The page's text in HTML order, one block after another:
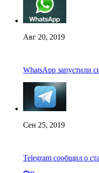
Авг 20, 2019
WhatsApp запустили
Сен 25, 2019
Telegram сообщил о